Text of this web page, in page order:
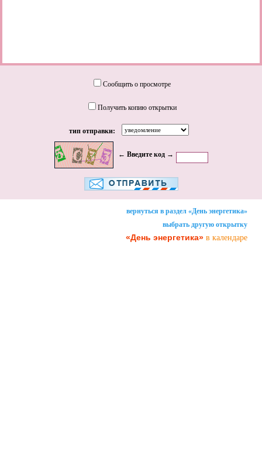
Сообщить о просмотре
Получить копию открытки
тип отправки:
← Введите код →
вернуться в раздел «День энергетика»
выбрать другую открытку
«День энергетика» в календаре